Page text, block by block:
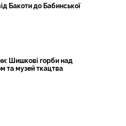
Бакоти до Бабинської
Шишкові горби над
та музей ткацтва